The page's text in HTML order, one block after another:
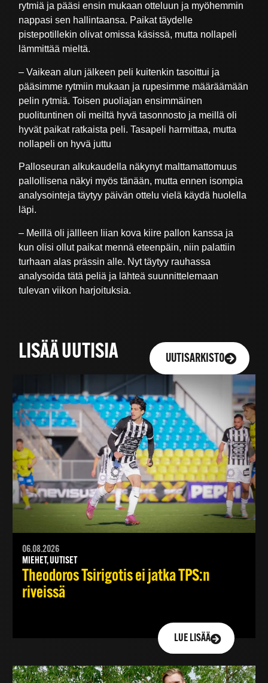
rytmiä ja pääsi ensin mukaan otteluun ja myöhemmin
nappasi sen hallintaansa. Paikat täydelle
pistepotillekin olivat omissa käsissä, mutta nollapeli
lämmittää mieltä.
– Vaikean alun jälkeen peli kuitenkin tasoittui ja
pääsimme rytmiin mukaan ja rupesimme määräämään
pelin rytmiä. Toisen puoliajan ensimmäinen
puolituntinen oli meiltä hyvä tasonnosto ja meillä oli
hyvät paikat ratkaista peli. Tasapeli harmittaa, mutta
nollapeli on hyvä juttu
Palloseuran alkukaudella näkynyt malttamattomuus
pallollisena näkyi myös tänään, mutta ennen isompia
analysointeja täytyy päivän ottelu vielä käydä huolella
läpi.
– Meillä oli jällleen liian kova kiire pallon kanssa ja
kun olisi ollut paikat mennä eteenpäin, niin palattiin
turhaan alas prässin alle. Nyt täytyy rauhassa
analysoida tätä peliä ja lähteä suunnittelemaan
tulevan viikon harjoituksia.
LISÄÄ UUTISIA UUTISARKISTO
06.08.2026
MIEHET, UUTISET
Theodoros Tsirigotis ei jatka TPS:n
riveissä
LUE LISÄÄ